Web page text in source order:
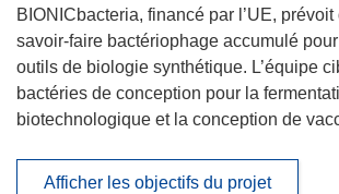
BIONICbacteria, financé par l’UE, prévoit
savoir-faire bactériophage accumulé
outils de biologie synthétique. L’équipe
bactéries de conception pour la
biotechnologique et la conception de
Afficher les objectifs du projet